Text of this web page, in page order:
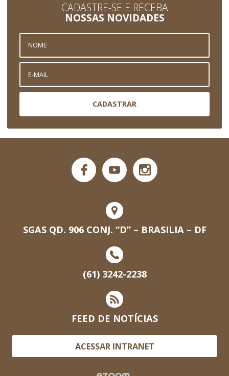
CADASTRE-SE E RECEBA
NOSSAS NOVIDADES
CADASTRAR
SGAS QD. 906 CONJ. “D” – BRASILIA – DF
(61) 3242-2238
FEED DE NOTÍCIAS
ACESSAR INTRANET